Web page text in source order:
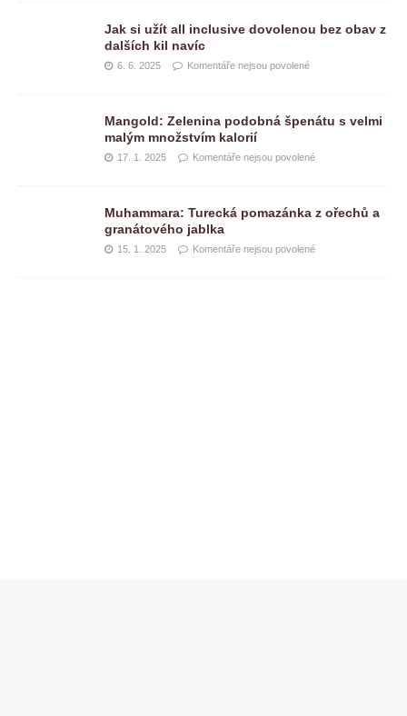
Jak si užít all inclusive dovolenou bez obav z
dalších kil navíc
6. 6. 2025 Komentáře nejsou povolené
Mangold: Zelenina podobná špenátu s velmi
malým množstvím kalorií
17. 1. 2025 Komentáře nejsou povolené
Muhammara: Turecká pomazánka z ořechů a
granátového jablka
15. 1. 2025 Komentáře nejsou povolené